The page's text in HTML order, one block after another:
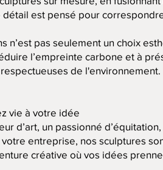
est pensé pour
n’est pas seulement un choix
l’empreinte carbone et à
de l'environnement.
vie à votre idée
d’art, un passionné
entreprise, nos sculptures
créative où vos idées